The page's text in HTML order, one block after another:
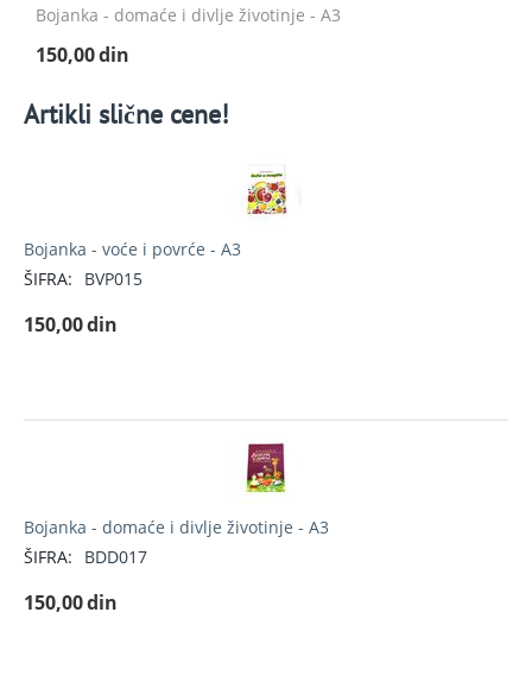
Bojanka - domaće i divlje životinje - A3
150,00din
Artikli slične cene!
Bojanka - voće i povrće - A3
ŠIFRA:
BVP015
150,00din
Bojanka - domaće i divlje životinje - A3
ŠIFRA:
BDD017
150,00din